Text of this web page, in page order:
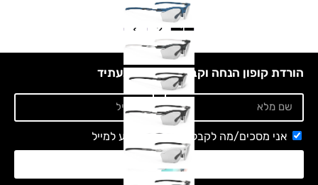
1
2
הורדת קופון הנחה וקבלת עדכונים בעתיד
אני מסכים/מה לקבלת ניוזלטר ומידע למייל
שליחה